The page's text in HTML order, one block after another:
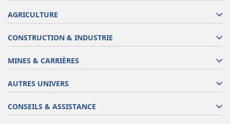
AGRICULTURE
CONSTRUCTION & INDUSTRIE
MINES & CARRIÈRES
AUTRES UNIVERS
CONSEILS & ASSISTANCE